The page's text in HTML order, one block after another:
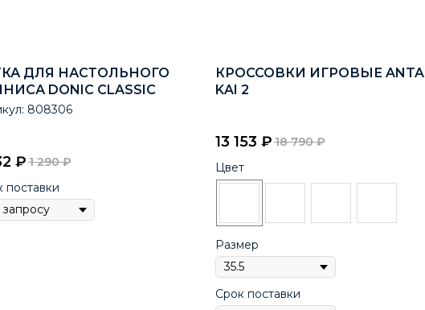
ДЛЯ НАСТОЛЬНОГО
DONIC CLASSIC
808306
₽ 1 290 ₽
поставки
КРОССОВКИ ИГРОВЫЕ ANTA
KAI 2
13 153 ₽ 18 790 ₽
Цвет
Размер
Срок поставки